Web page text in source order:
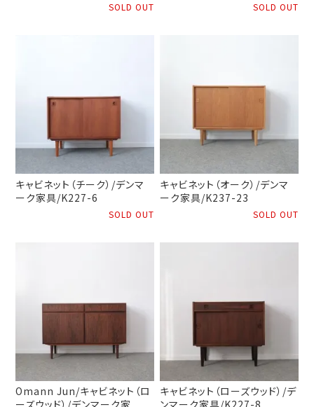
SOLD OUT SOLD OUT
キャビネット（チーク）/デンマ
ーク家具/K227-6
SOLD OUT
キャビネット（オーク）/デンマ
ーク家具/K237-23
SOLD OUT
Omann Jun/キャビネット（ロ
キャビネット（ローズウッド）/デ